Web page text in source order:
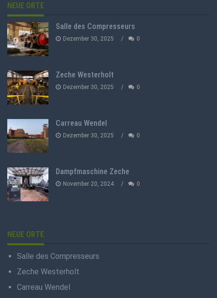
NEUE ORTE
Salle des Compresseurs
Dezember 30, 2025 0
Zeche Westerholt
Dezember 30, 2025 0
Carreau Wendel
Dezember 30, 2025 0
Dampfmaschine Zeche
November 20, 2024 0
NEUE ORTE
Salle des Compresseurs
Zeche Westerholt
Carreau Wendel